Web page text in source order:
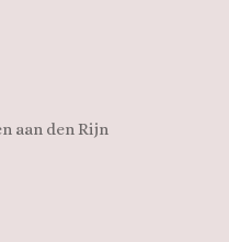
aan den Rijn